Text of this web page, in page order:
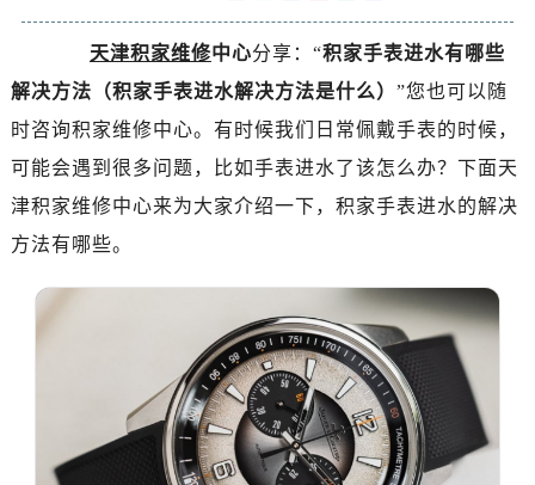
天津积家维修中心分享：“积家手表进水有哪些
解决方法（积家手表进水解决方法是什么） ”您也可以随
时咨询积家维修中心。有时候我们日常佩戴手表的时候，
可能会遇到很多问题，比如手表进水了该怎么办？下面天
津积家维修中心来为大家介绍一下，积家手表进水的解决
方法有哪些。